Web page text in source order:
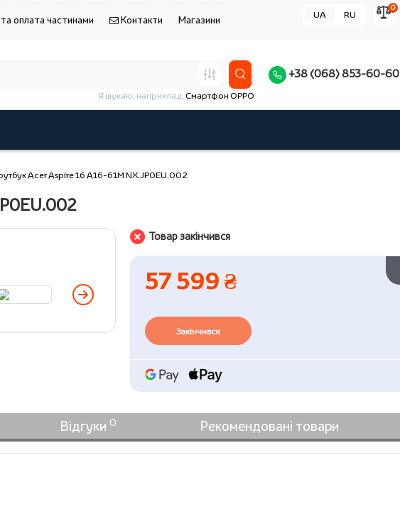
оплата частинами Контакти Магазини
0
UA RU
+38 (068) 853-60-60
Я шукаю, наприклад,Смартфон OPPO
Acer Aspire 16 A16-61M NX.JP0EU.002
Товар закінчився
57 599 ₴
Закінчився
Відгуки 0 Рекомендовані товари